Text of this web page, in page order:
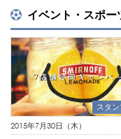
イベント・スポー
スタ
2015年7月30日（木）